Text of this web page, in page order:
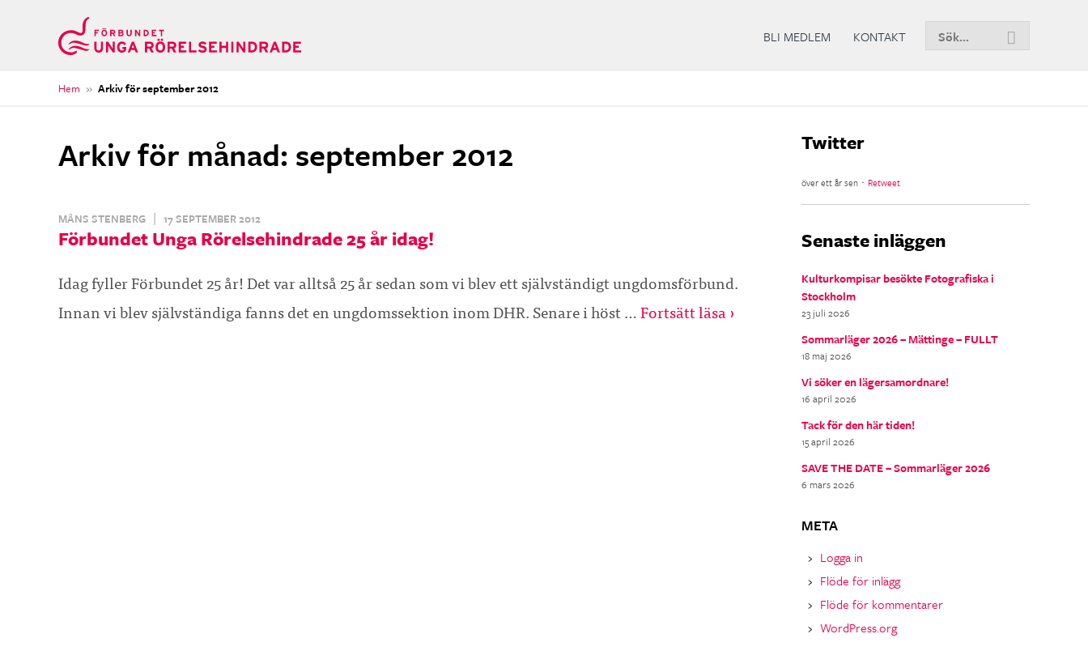
BLI MEDLEM KONTAKT
Hem » Arkiv för september 2012
Arkiv för månad: september 2012
MÅNS STENBERG | 17 SEPTEMBER 2012
Förbundet Unga Rörelsehindrade 25 år idag!
Idag fyller Förbundet 25 år! Det var alltså 25 år sedan som vi blev ett självständigt ungdomsförbund.
Innan vi blev självständiga fanns det en ungdomssektion inom DHR. Senare i höst …Fortsätt läsa ›
Twitter
över ett år sen ･ Retweet
Senaste inläggen
Kulturkompisar besökte Fotografiska i
Stockholm
23 juli 2026
Sommarläger 2026 – Mättinge – FULLT
18 maj 2026
Vi söker en lägersamordnare!
16 april 2026
Tack för den här tiden!
15 april 2026
SAVE THE DATE – Sommarläger 2026
6 mars 2026
META
Logga in
Flöde för inlägg
Flöde för kommentarer
WordPress.org